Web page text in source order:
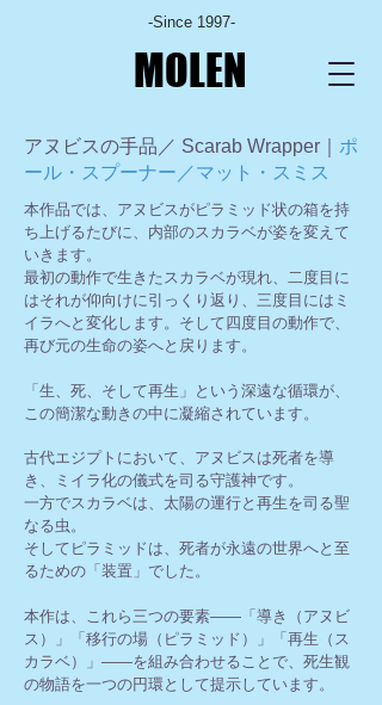
-Since 1997-
MOLEN
アヌビスの手品／ Scarab Wrapper｜ ポ
ール・スプーナー／マット・スミス
本作品では、アヌビスがピラミッド状の箱を持
ち上げるたびに、内部のスカラベが姿を変えて
いきます。
最初の動作で生きたスカラベが現れ、二度目に
はそれが仰向けに引っくり返り、三度目にはミ
イラへと変化します。そして四度目の動作で、
再び元の生命の姿へと戻ります。
「生、死、そして再生」という深遠な循環が、
この簡潔な動きの中に凝縮されています。
古代エジプトにおいて、アヌビスは死者を導
き、ミイラ化の儀式を司る守護神です。
一方でスカラベは、太陽の運行と再生を司る聖
なる虫。
そしてピラミッドは、死者が永遠の世界へと至
るための「装置」でした。
本作は、これら三つの要素――「導き（アヌビ
ス）」「移行の場（ピラミッド）」「再生（ス
カラベ）」――を組み合わせることで、死生観
の物語を一つの円環として提示しています。